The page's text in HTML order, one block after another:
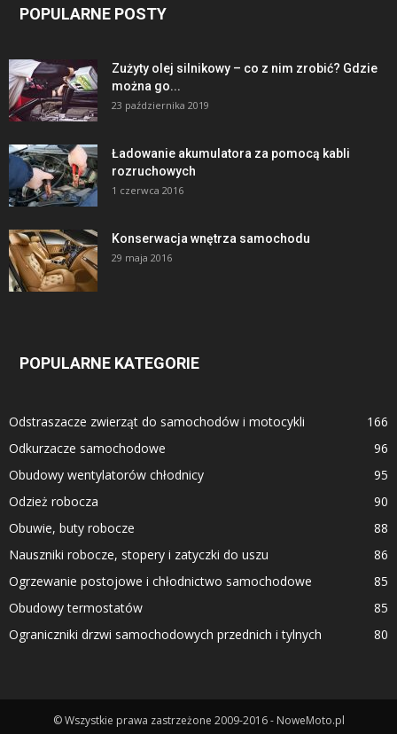
POPULARNE POSTY
Zużyty olej silnikowy – co z nim zrobić? Gdzie
można go...
23 października 2019
Ładowanie akumulatora za pomocą kabli
rozruchowych
1 czerwca 2016
Konserwacja wnętrza samochodu
29 maja 2016
POPULARNE KATEGORIE
Odstraszacze zwierząt do samochodów i motocykli
166
Odkurzacze samochodowe
96
Obudowy wentylatorów chłodnicy
95
Odzież robocza
90
Obuwie, buty robocze
88
Nauszniki robocze, stopery i zatyczki do uszu
86
Ogrzewanie postojowe i chłodnictwo samochodowe
85
Obudowy termostatów
85
Ograniczniki drzwi samochodowych przednich i tylnych
80
© Wszystkie prawa zastrzeżone 2009-2016 - NoweMoto.pl